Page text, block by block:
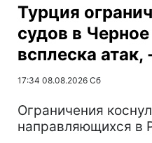
Турция
судов в
всплеска
17:34 08.08.2026 Сб
Ограничения
направляющихся в